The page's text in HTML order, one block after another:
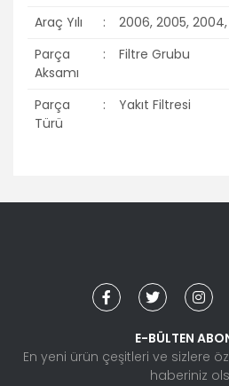
Araç Yılı :
2006, 2005,
Parça
Aksamı
: Filtre Grubu
Parça
Türü
: Yakıt Filtresi
konularda yetersiz gördüğünüz
Ürün açıklamasında eksik
Ürün bilgilerinde hatalar
Ürün fiyatı diğer sitelerden daha
Bu ürüne benzer farklı alternatifler
E-BÜLTEN
En yeni ürün çeşitleri ve sizlere
haberiniz